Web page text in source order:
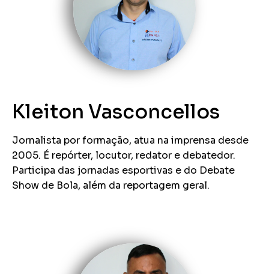
Kleiton Vasconcellos
Jornalista por formação, atua na imprensa desde
2005. É repórter, locutor, redator e debatedor.
Participa das jornadas esportivas e do Debate
Show de Bola, além da reportagem geral.